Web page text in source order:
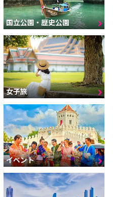
国立公園・歴史公園
女子旅
イベント